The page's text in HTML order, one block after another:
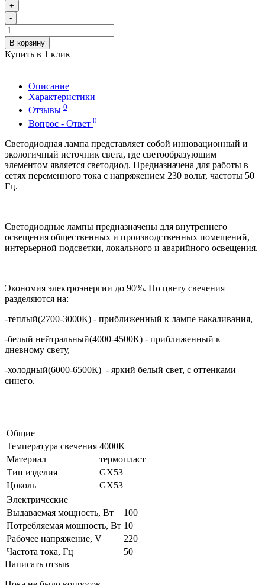
+
-
В корзину
Купить в 1 клик
Описание
Характеристики
Отзывы 0
Вопрос - Ответ 0
Светодиодная лампа представляет собой инновационный и
экологичный источник света, где светообразующим
элементом является светодиод. Предназначена для работы в
сетях переменного тока с напряжением 230 вольт, частоты 50
Гц.
Светодиодные лампы предназначены для внутреннего
освещения общественных и производственных помещений,
интерьерной подсветки, локального и аварийного освещения.
Экономия электроэнергии до 90%. По цвету свечения
разделяются на:
-теплый(2700-3000К) - приближенный к лампе накаливания,
-белый нейтральный(4000-4500К) - приближенный к
дневному свету,
-холодный(6000-6500К) - яркий белый свет, с оттенками
синего.
Общие
Температура свечения 4000K
Материал
термопласт
Тип изделия
GX53
Цоколь
GX53
Электрические
Выдаваемая мощность, Вт
100
Потребляемая мощность, Вт 10
Рабочее напряжение, V
220
Частота тока, Гц
50
Написать отзыв